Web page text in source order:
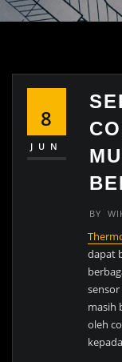
8
JUN
BY
dapat
masih
oleh